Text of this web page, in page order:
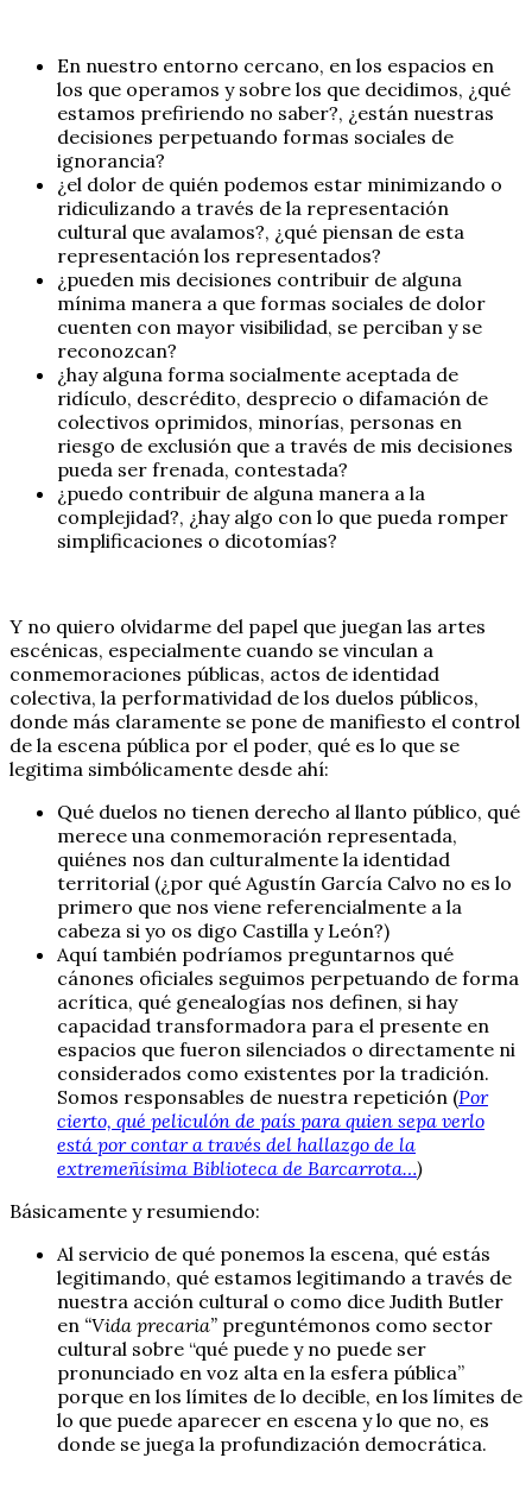
En nuestro entorno cercano, en los espacios en
los que operamos y sobre los que decidimos, ¿qué
estamos prefiriendo no saber?, ¿están nuestras
decisiones perpetuando formas sociales de
ignorancia?
¿el dolor de quién podemos estar minimizando o
ridiculizando a través de la representación
cultural que avalamos?, ¿qué piensan de esta
representación los representados?
¿pueden mis decisiones contribuir de alguna
mínima manera a que formas sociales de dolor
cuenten con mayor visibilidad, se perciban y se
reconozcan?
¿hay alguna forma socialmente aceptada de
ridículo, descrédito, desprecio o difamación de
colectivos oprimidos, minorías, personas en
riesgo de exclusión que a través de mis decisiones
pueda ser frenada, contestada?
¿puedo contribuir de alguna manera a la
complejidad?, ¿hay algo con lo que pueda romper
simplificaciones o dicotomías?
Y no quiero olvidarme del papel que juegan las artes
escénicas, especialmente cuando se vinculan a
conmemoraciones públicas, actos de identidad
colectiva, la performatividad de los duelos públicos,
donde más claramente se pone de manifiesto el control
de la escena pública por el poder, qué es lo que se
legitima simbólicamente desde ahí:
Qué duelos no tienen derecho al llanto público, qué
merece una conmemoración representada,
quiénes nos dan culturalmente la identidad
territorial (¿por qué Agustín García Calvo no es lo
primero que nos viene referencialmente a la
cabeza si yo os digo Castilla y León?)
Aquí también podríamos preguntarnos qué
cánones oficiales seguimos perpetuando de forma
acrítica, qué genealogías nos definen, si hay
capacidad transformadora para el presente en
espacios que fueron silenciados o directamente ni
considerados como existentes por la tradición.
Somos responsables de nuestra repetición (Por
cierto, qué peliculón de país para quien sepa verlo
está por contar a través del hallazgo de la
extremeñísima Biblioteca de Barcarrota…)
Básicamente y resumiendo:
Al servicio de qué ponemos la escena, qué estás
legitimando, qué estamos legitimando a través de
nuestra acción cultural o como dice Judith Butler
en “Vida precaria” preguntémonos como sector
cultural sobre “qué puede y no puede ser
pronunciado en voz alta en la esfera pública”
porque en los límites de lo decible, en los límites de
lo que puede aparecer en escena y lo que no, es
donde se juega la profundización democrática.